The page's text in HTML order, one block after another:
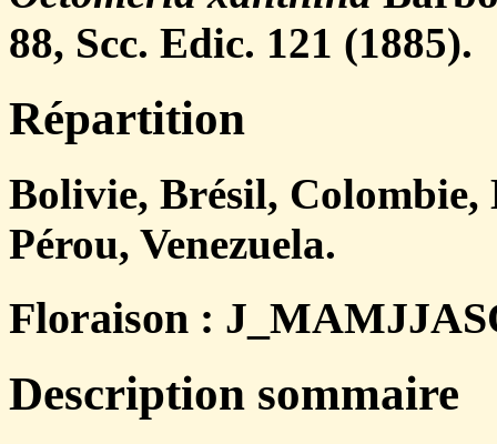
88, Scc. Edic. 121 (1885).
Répartition
Bolivie, Brésil, Colombie,
Pérou, Venezuela.
Floraison :
Description sommaire